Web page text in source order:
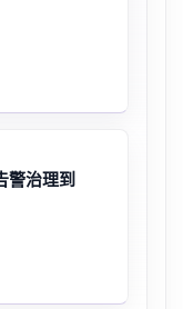
警治理到